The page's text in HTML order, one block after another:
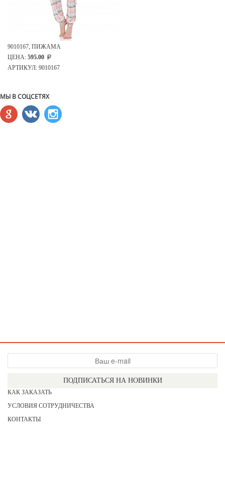
9010167, ПИЖАМА
ЦЕНА: 595.00
АРТИКУЛ: 9010167
МЫ В СОЦСЕТЯХ
ПОДПИСАТЬСЯ НА НОВИНКИ
КАК ЗАКАЗАТЬ
УСЛОВИЯ СОТРУДНИЧЕСТВА
КОНТАКТЫ